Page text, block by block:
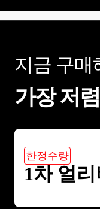
지금 구매
가장 저
한정수량
1차 얼